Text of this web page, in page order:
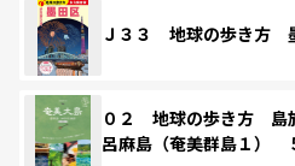
Ｊ３３ 地球の歩き方
０２ 地球の歩き方
呂麻島（奄美群島１）